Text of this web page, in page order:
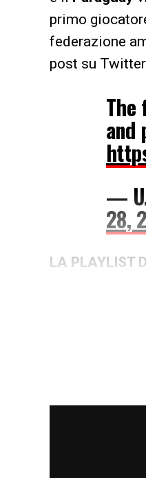
primo
federazione
post su
The
and
—
28,
LA PLAYLIST